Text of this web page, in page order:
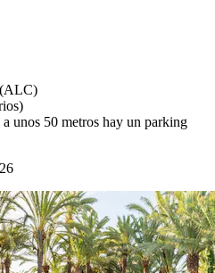
unos 50 metros hay un parking